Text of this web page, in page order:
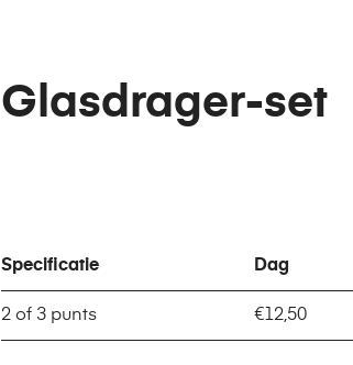
Glasdrager-set
Specificatie Dag
2 of 3 punts €12,50